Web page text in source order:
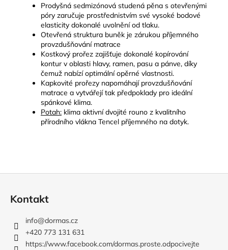
Prodyšná sedmizónová studená pěna s otevřenými
póry zaručuje prostřednistvím své vysoké bodové
elasticity dokonalé uvolnění od tlaku.
Otevřená struktura buněk je zárukou příjemného
provzdušňování matrace
Kostkový prořez zajišťuje dokonalé kopírování
kontur v oblasti hlavy, ramen, pasu a pánve, díky
čemuž nabízí optimální opěrné vlastnosti.
Kapkovité prořezy napomáhají provzdušňování
matrace a vytvářejí tak předpoklady pro ideální
spánkové klima.
Potah: klima aktivní dvojité rouno z kvalitního
přírodního vlákna Tencel příjemného na dotyk.
Kontakt
info@dormas.cz
+420 773 131 631
https://www.facebook.com/dormas.proste.odpocivejte